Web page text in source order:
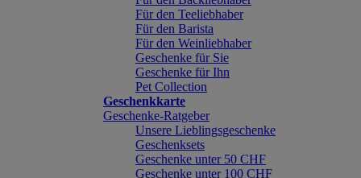
Für den Teeliebhaber
Für den Barista
Für den Weinliebhaber
Geschenke für Sie
Geschenke für Ihn
Pet Collection
Geschenkkarte
Geschenke-Ratgeber
Unsere Lieblingsgeschenke
Geschenksets
Geschenke unter 50 CHF
Geschenke unter 100 CHF